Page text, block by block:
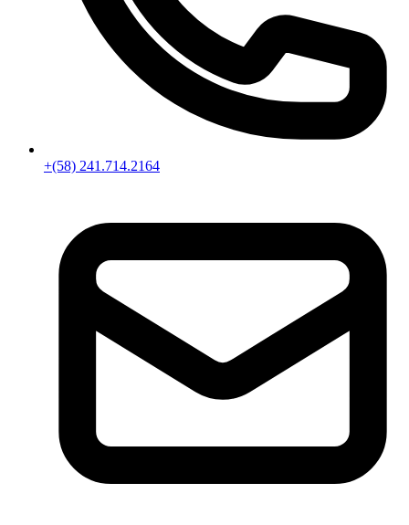
+(58) 241.714.2164